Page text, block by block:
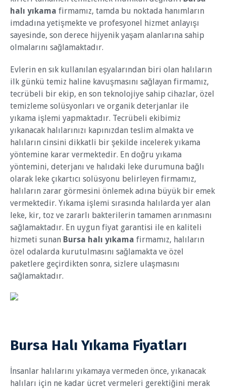
halı yıkama firmamız, tamda bu noktada hanımların
imdadına yetişmekte ve profesyonel hizmet anlayışı
sayesinde, son derece hijyenik yaşam alanlarına sahip
olmalarını sağlamaktadır.
Evlerin en sık kullanılan eşyalarından biri olan halıların
ilk günkü temiz haline kavuşmasını sağlayan firmamız,
tecrübeli bir ekip, en son teknolojiye sahip cihazlar, özel
temizleme solüsyonları ve organik deterjanlar ile
yıkama işlemi yapmaktadır. Tecrübeli ekibimiz
yıkanacak halılarınızı kapınızdan teslim almakta ve
halıların cinsini dikkatli bir şekilde incelerek yıkama
yöntemine karar vermektedir. En doğru yıkama
yöntemini, deterjanı ve halıdaki leke durumuna bağlı
olarak leke çıkartıcı solüsyonu belirleyen firmamız,
halıların zarar görmesini önlemek adına büyük bir emek
vermektedir. Yıkama işlemi sırasında halılarda yer alan
leke, kir, toz ve zararlı bakterilerin tamamen arınmasını
sağlamaktadır. En uygun fiyat garantisi ile en kaliteli
hizmeti sunan Bursa halı yıkama firmamız, halıların
özel odalarda kurutulmasını sağlamakta ve özel
paketlere geçirdikten sonra, sizlere ulaşmasını
sağlamaktadır.
Bursa Halı Yıkama Fiyatları
İnsanlar halılarını yıkamaya vermeden önce, yıkanacak
halıları için ne kadar ücret vermeleri gerektiğini merak